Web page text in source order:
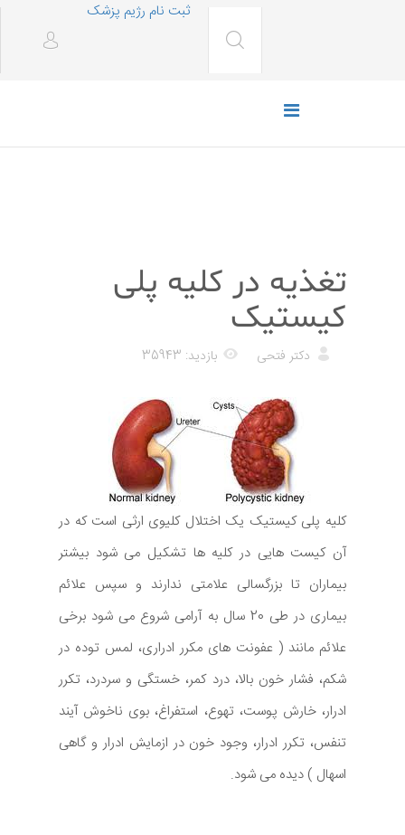
ثبت نام رژیم پزشک
تغذیه در کلیه پلی
کیستیک
دکتر فتحی بازدید: 35943
کلیه پلی کیستیک یک اختلال کلیوی ارثی است که در
آن کیست هایی در کلیه ها تشکیل می شود بیشتر
بیماران تا بزرگسالی علامتی ندارند و سپس علائم
بیماری در طی 20 سال به آرامی شروع می شود برخی
علائم مانند ( عفونت های مکرر ادراری، لمس توده در
شکم، فشار خون بالا، درد کمر، خستگی و سردرد، تکرر
ادرار، خارش پوست، تهوع، استفراغ، بوی ناخوش آیند
تنفس، تکرر ادرار، وجود خون در ازمایش ادرار و گاهی
اسهال ) دیده می شود.